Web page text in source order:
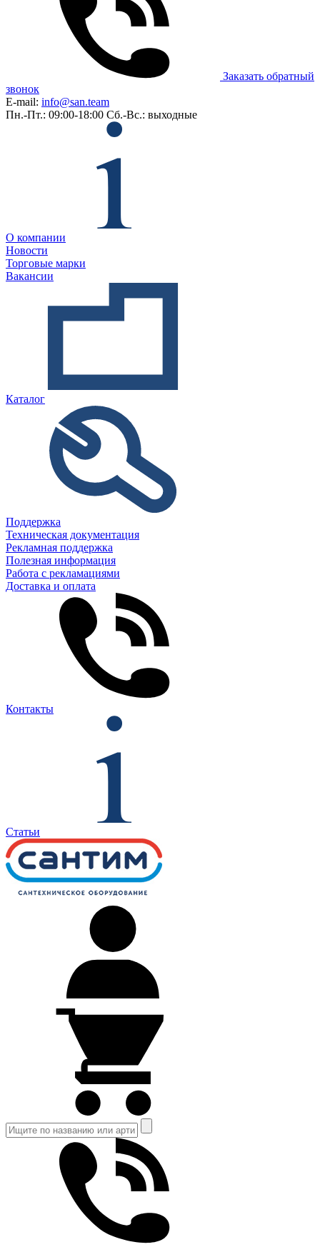
Заказать обратный
звонок
E-mail: info@san.team
Пн.-Пт.: 09:00-18:00 Сб.-Вс.: выходные
О компании
Новости
Торговые марки
Вакансии
Каталог
Поддержка
Техническая документация
Рекламная поддержка
Полезная информация
Работа с рекламациями
Доставка и оплата
Контакты
Статьи